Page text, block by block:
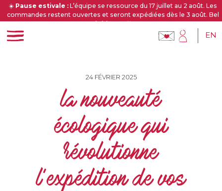
☀️ Pause estivale : L’équipe se ressource du 17 juillet au 2 août. Les
commandes restent ouvertes et seront expédiées dès le 3 août. Bel
été à tous 🧡
EN
24 FÉVRIER 2025
la nouveauté
écologique qui
révolutionne
l’expédition de vos